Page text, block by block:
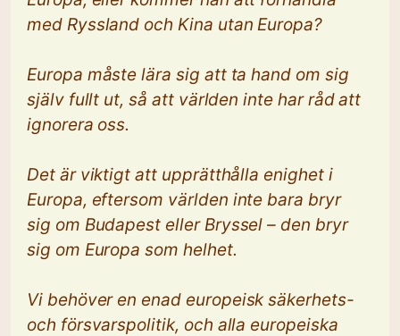
med Ryssland och Kina utan Europa?
Europa måste lära sig att ta hand om sig
själv fullt ut, så att världen inte har råd att
ignorera oss.
Det är viktigt att upprätthålla enighet i
Europa, eftersom världen inte bara bryr
sig om Budapest eller Bryssel – den bryr
sig om Europa som helhet.
Vi behöver en enad europeisk säkerhets-
och försvarspolitik, och alla europeiska